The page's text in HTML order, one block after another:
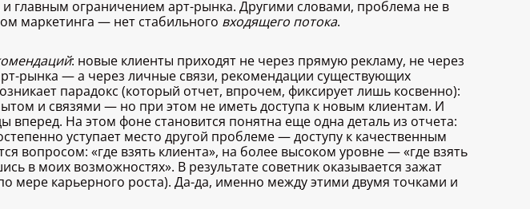
главным ограничением арт-рынка. Другими словами, проблема не в
маркетинга — нет стабильного входящего потока.
: новые клиенты приходят не через прямую рекламу, не через
рынка — а через личные связи, рекомендации существующих
парадокс (который отчет, впрочем, фиксирует лишь косвенно):
и связями — но при этом не иметь доступа к новым клиентам. И
вперед. На этом фоне становится понятна еще одна деталь из отчета:
уступает место другой проблеме — доступу к качественным
вопросом: «где взять клиента», на более высоком уровне — «где взять
в моих возможностях». В результате советник оказывается зажат
карьерного роста). Да-да, именно между этими двумя точками и